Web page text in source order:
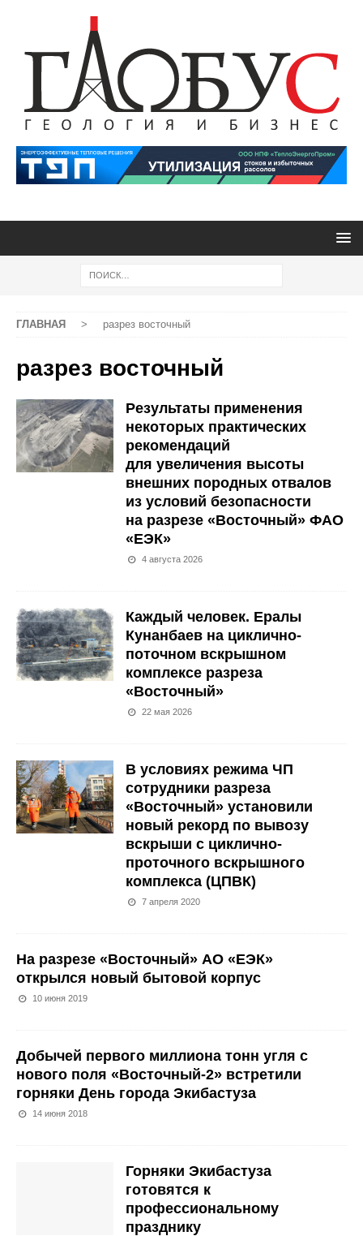
ГЛАВНАЯ > разрез восточный
разрез восточный
Результаты применения
некоторых практических
рекомендаций
для увеличения высоты
внешних породных отвалов
из условий безопасности
на разрезе «Восточный» ФАО
«ЕЭК»
4 августа 2026
Каждый человек. Ералы
Кунанбаев на циклично-
поточном вскрышном
комплексе разреза
«Восточный»
22 мая 2026
В условиях режима ЧП
сотрудники разреза
«Восточный» установили
новый рекорд по вывозу
вскрыши с циклично-
проточного вскрышного
комплекса (ЦПВК)
7 апреля 2020
На разрезе «Восточный» АО «ЕЭК»
открылся новый бытовой корпус
10 июня 2019
Добычей первого миллиона тонн угля с
нового поля «Восточный-2» встретили
горняки День города Экибастуза
14 июня 2018
Горняки Экибастуза
готовятся к
профессиональному
празднику